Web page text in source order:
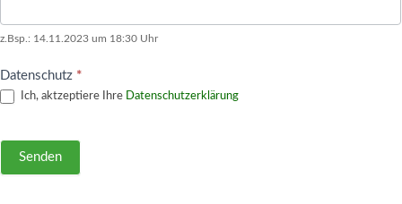
z.Bsp.: 14.11.2023 um 18:30 Uhr
Datenschutz *
Ich, aktzeptiere Ihre Datenschutzerklärung
Senden